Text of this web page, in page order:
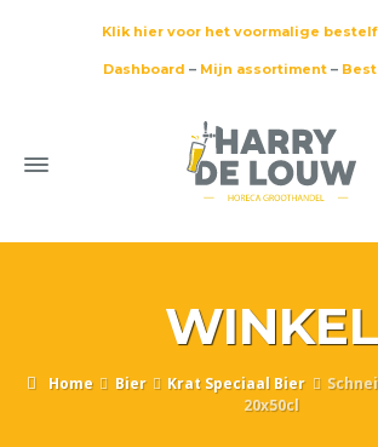
Klik hier voor het voormalige
Dashboard – Mijn assortiment–
WINKEL
Home Bier Krat Speciaal Bier
20x50cl